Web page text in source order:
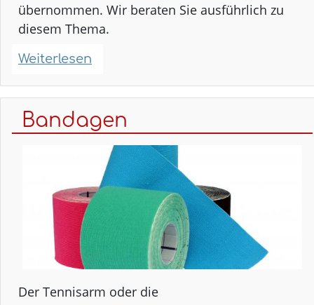
übernommen. Wir beraten Sie ausführlich zu
diesem Thema.
Weiterlesen
Bandagen
Der Tennisarm oder die